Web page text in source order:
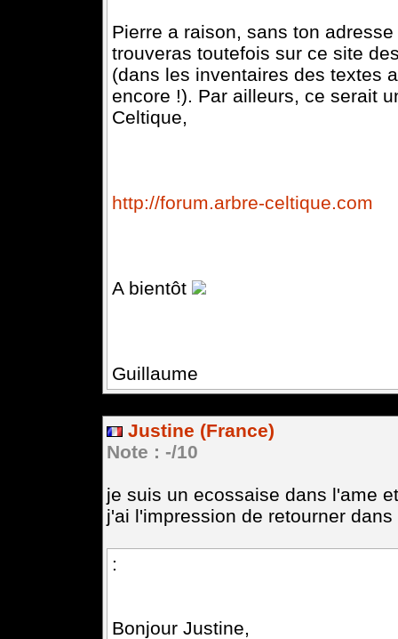
Pierre a raison, sans ton
trouveras toutefois sur ce site
(dans les inventaires des textes
encore !). Par ailleurs, ce serait
Celtique,
http://forum.arbre-celtique.com
A bientôt
Guillaume
Justine (France)
Note : -/10
je suis un ecossaise dans l'ame
j'ai l'impression de retourner
:
Bonjour Justine,